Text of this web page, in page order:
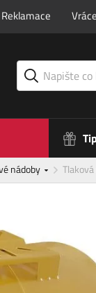
Reklamace
nádoby